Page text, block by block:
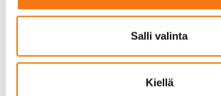
Salli valinta
Kiellä
Kun valitset meidät
olla varma tuotteiden tasaisesta
Valvomme tuotteidemme laatua
laadunvalvonta takaa, että